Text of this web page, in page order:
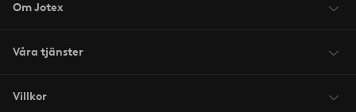
Om Jotex
Våra tjänster
Villkor